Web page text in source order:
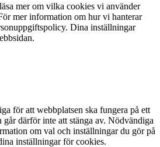
mer om vilka cookies vi använder
mer information om hur vi hanterar
Dina inställningar
för att webbplatsen ska fungera på ett
går därför inte att stänga av. Nödvändiga
om val och inställningar du gör på
inställningar för cookies.